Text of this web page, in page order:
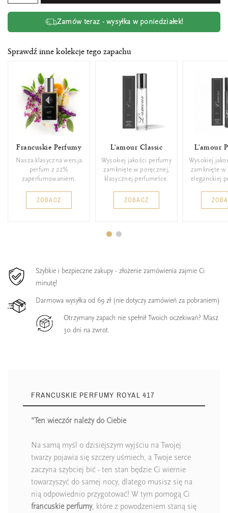
Zamów teraz - wysyłka w poniedziałek!
Sprawdź inne kolekcje tego zapachu
Francuskie Perfumy
Nasza klasyczna wersja
perfum z 22%
zaperfumowaniem.
ZOBACZ
L'amour Classic
Wysokiej jakości perfumy
zamknięte w poręcznej,
klasycznej perfumetce.
ZOBACZ
L'amour
Wysokiej
zamknięte w
eleganckiej
Szybkie i bezpieczne zakupy - złożenie zamówienia zajmie Ci
minutę!
Darmowa wysyłka od 69 zł (nie dotyczy zamówień za pobraniem)
Otrzymany zapach nie spełnił Twoich oczekiwań? Masz
30 dni na zwrot.
FRANCUSKIE PERFUMY ROYAL 417
"Ten wieczór należy do Ciebie
Na samą myśl o dzisiejszym wyjściu na Twojej
twarzy pojawia się szczery uśmiech, a Twoje serce
zaczyna szybciej bić - ten stan będzie Ci wiernie
towarzyszyć do samej nocy, dlatego musisz się na
nią odpowiednio przygotować! W tym pomogą Ci
francuskie perfumy, które z powodzeniem staną się